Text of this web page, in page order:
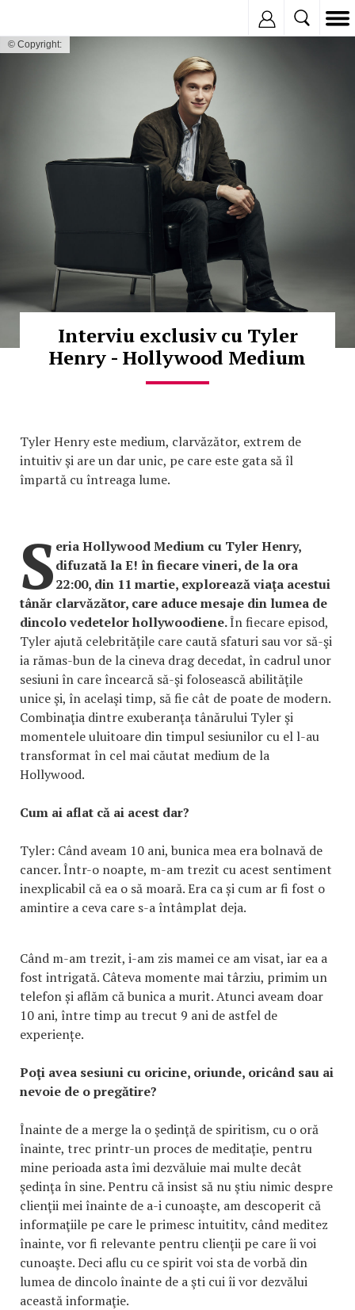
© Copyright:
Interviu exclusiv cu Tyler
Henry - Hollywood Medium
Tyler Henry este medium, clarvăzător, extrem de
intuitiv şi are un dar unic, pe care este gata să îl
împartă cu întreaga lume.
Seria Hollywood Medium cu Tyler Henry,
difuzată la E! în fiecare vineri, de la ora
22:00, din 11 martie, explorează viaţa acestui
tânăr clarvăzător, care aduce mesaje din lumea de
dincolo vedetelor hollywoodiene.În fiecare episod,
Tyler ajută celebrităţile care caută sfaturi sau vor să-şi
ia rămas-bun de la cineva drag decedat, în cadrul unor
sesiuni în care încearcă să-şi folosească abilităţile
unice şi, în acelaşi timp, să fie cât de poate de modern.
Combinaţia dintre exuberanţa tânărului Tyler şi
momentele uluitoare din timpul sesiunilor cu el l-au
transformat în cel mai căutat medium de la
Hollywood.
Cum ai aflat că ai acest dar?
Tyler: Când aveam 10 ani, bunica mea era bolnavă de
cancer. Într-o noapte, m-am trezit cu acest sentiment
inexplicabil că ea o să moară. Era ca și cum ar fi fost o
amintire a ceva care s-a întâmplat deja.
Când m-am trezit, i-am zis mamei ce am visat, iar ea a
fost intrigată. Câteva momente mai târziu, primim un
telefon și aflăm că bunica a murit. Atunci aveam doar
10 ani, între timp au trecut 9 ani de astfel de
experiențe.
Poţi avea sesiuni cu oricine, oriunde, oricând sau ai
nevoie de o pregătire?
Înainte de a merge la o şedinţă de spiritism, cu o oră
înainte, trec printr-un proces de meditaţie, pentru
mine perioada asta îmi dezvăluie mai multe decât
şedinţa în sine. Pentru că insist să nu ştiu nimic despre
clienţii mei înainte de a-i cunoaşte, am descoperit că
informaţiile pe care le primesc intuititv, când meditez
înainte, vor fi relevante pentru clienţii pe care îi voi
cunoaşte. Deci aflu cu ce spirit voi sta de vorbă din
lumea de dincolo înainte de a şti cui îi vor dezvălui
această informaţie.